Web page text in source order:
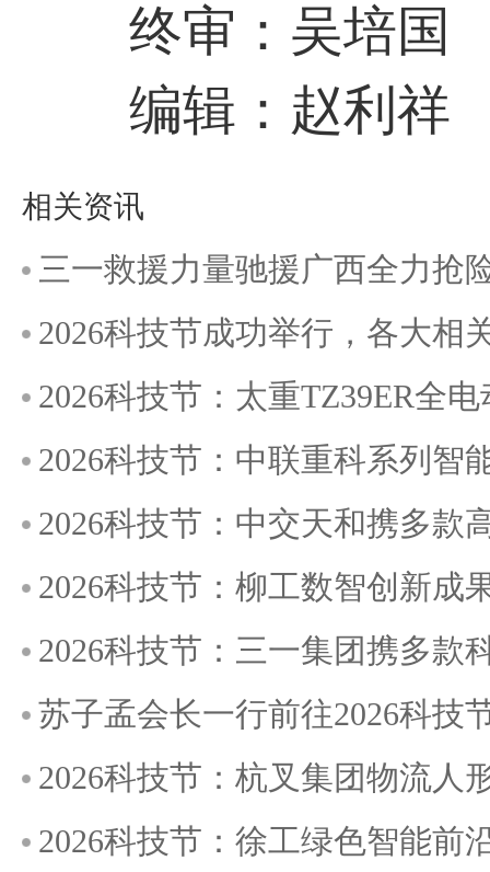
终审：吴培国
编辑：赵利祥
相关资讯
三一救援力量驰援广西全力抢
2026科技节成功举行，各大相
2026科技节：太重TZ39ER全
2026科技节：中联重科系列智
2026科技节：中交天和携多款
2026科技节：柳工数智创新成
2026科技节：三一集团携多款
苏子孟会长一行前往2026科技
2026科技节：杭叉集团物流人
2026科技节：徐工绿色智能前